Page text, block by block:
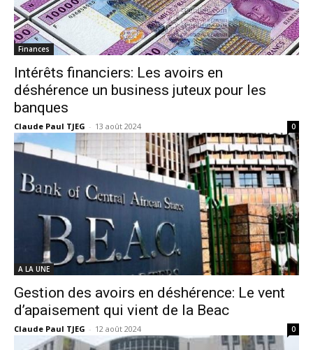
Finances
Intérêts financiers: Les avoirs en
déshérence un business juteux pour les
banques
Claude Paul TJEG - 13 août 2024 0
A LA UNE
Gestion des avoirs en déshérence: Le vent
d’apaisement qui vient de la Beac
Claude Paul TJEG - 12 août 2024 0